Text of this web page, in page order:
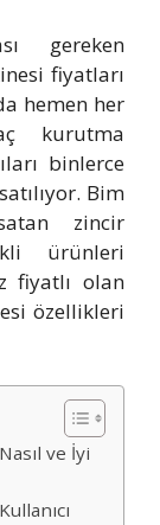
gereken
fiyatları
hemen her
kurutma
binlerce
Bim
zincir
ürünleri
fiyatlı olan
özellikleri
ve İyi